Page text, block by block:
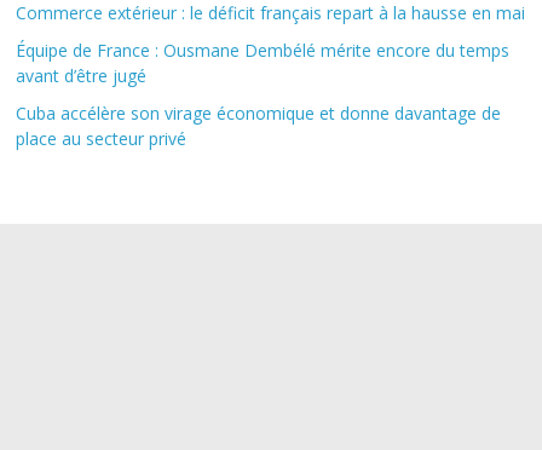
Commerce extérieur : le déficit français repart à la hausse en mai
Équipe de France : Ousmane Dembélé mérite encore du temps
avant d’être jugé
Cuba accélère son virage économique et donne davantage de
place au secteur privé